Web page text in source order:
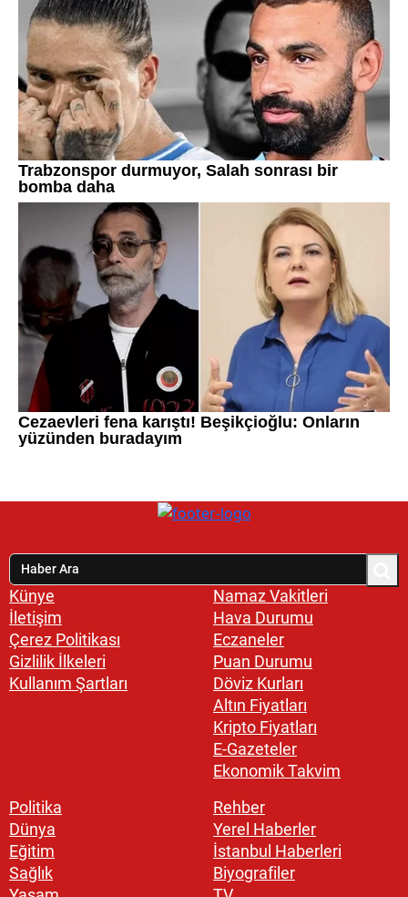
Künye
İletişim
Çerez Politikası
Gizlilik İlkeleri
Kullanım Şartları
Namaz Vakitleri
Hava Durumu
Eczaneler
Puan Durumu
Döviz Kurları
Altın Fiyatları
Kripto Fiyatları
E-Gazeteler
Ekonomik Takvim
Politika
Dünya
Eğitim
Sağlık
Rehber
Yerel Haberler
İstanbul Haberleri
Biyografiler